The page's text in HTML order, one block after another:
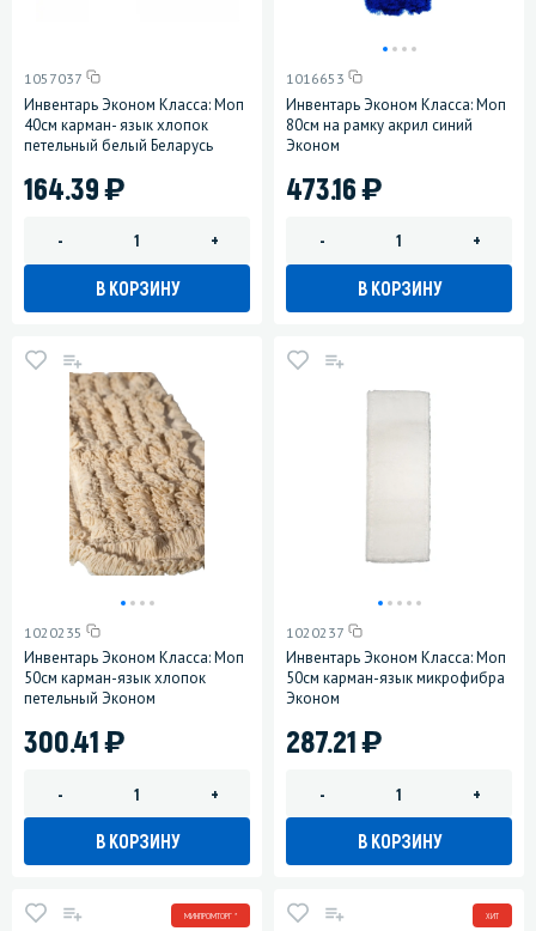
1057037
Инвентарь Эконом Класса: Моп
40см карман- язык хлопок
петельный белый Беларусь
164.39)
- +
В КОРЗИНУ
1016653
Инвентарь Эконом Класса: Моп
80см на рамку акрил синий
Эконом
473.16)
- +
В КОРЗИНУ
1020235
Инвентарь Эконом Класса: Моп
50см карман-язык хлопок
петельный Эконом
300.41)
- +
В КОРЗИНУ
1020237
Инвентарь Эконом Класса: Моп
50см карман-язык микрофибра
Эконом
287.21)
- +
В КОРЗИНУ
МИНПРОМТОРГ * ХИТ